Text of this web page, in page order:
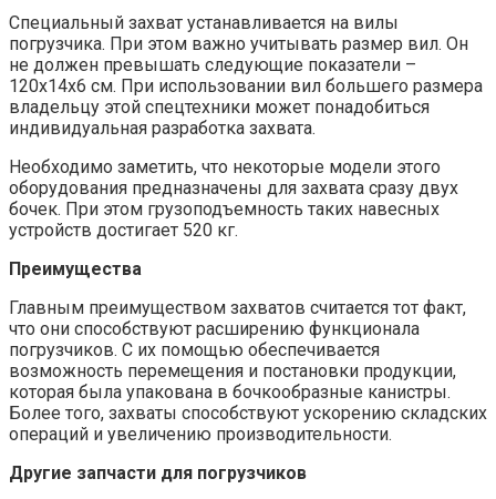
Специальный захват устанавливается на вилы
погрузчика. При этом важно учитывать размер вил. Он
не должен превышать следующие показатели –
120х14х6 см. При использовании вил большего размера
владельцу этой спецтехники может понадобиться
индивидуальная разработка захвата.
Необходимо заметить, что некоторые модели этого
оборудования предназначены для захвата сразу двух
бочек. При этом грузоподъемность таких навесных
устройств достигает 520 кг.
Преимущества
Главным преимуществом захватов считается тот факт,
что они способствуют расширению функционала
погрузчиков. С их помощью обеспечивается
возможность перемещения и постановки продукции,
которая была упакована в бочкообразные канистры.
Более того, захваты способствуют ускорению складских
операций и увеличению производительности.
Другие запчасти для погрузчиков